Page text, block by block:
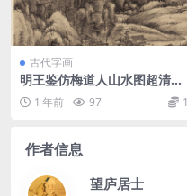
古代字画
明王鉴仿梅道人山水图超清纸
本 1 年前 97 1
作者信息
望庐居士